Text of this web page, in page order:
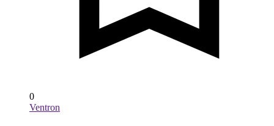
0
Ventron